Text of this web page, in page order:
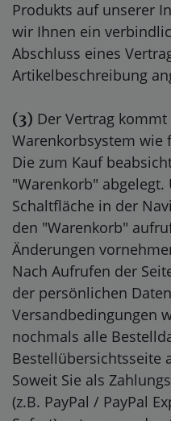
Produkts auf unserer
wir Ihnen ein
Abschluss eines
Artikelbeschreibung
(3) Der Vertrag
Warenkorbsystem wie
Die zum Kauf
"Warenkorb"
Schaltfläche in der
den "Warenkorb"
Änderungen
Nach Aufrufen der
der persönlichen
Versandbedingungen
nochmals alle
Bestellübersichtsseite
Soweit Sie als
(z.B. PayPal / PayPal